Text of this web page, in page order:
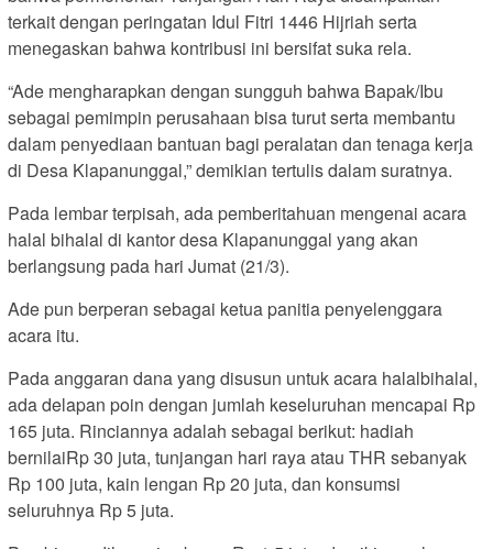
terkait dengan peringatan Idul Fitri 1446 Hijriah serta
menegaskan bahwa kontribusi ini bersifat suka rela.
“Ade mengharapkan dengan sungguh bahwa Bapak/Ibu
sebagai pemimpin perusahaan bisa turut serta membantu
dalam penyediaan bantuan bagi peralatan dan tenaga kerja
di Desa Klapanunggal,” demikian tertulis dalam suratnya.
Pada lembar terpisah, ada pemberitahuan mengenai acara
halal bihalal di kantor desa Klapanunggal yang akan
berlangsung pada hari Jumat (21/3).
Ade pun berperan sebagai ketua panitia penyelenggara
acara itu.
Pada anggaran dana yang disusun untuk acara halalbihalal,
ada delapan poin dengan jumlah keseluruhan mencapai Rp
165 juta. Rinciannya adalah sebagai berikut: hadiah
bernilaiRp 30 juta, tunjangan hari raya atau THR sebanyak
Rp 100 juta, kain lengan Rp 20 juta, dan konsumsi
seluruhnya Rp 5 juta.